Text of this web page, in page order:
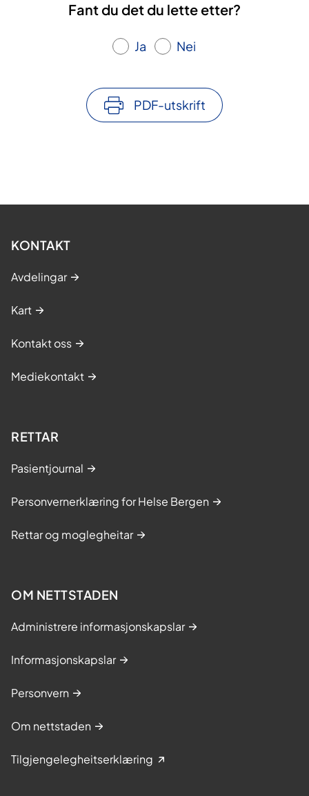
Fant du det du lette etter?
Ja Nei
PDF-utskrift
KONTAKT
Avdelingar
Kart
Kontakt oss
Mediekontakt
RETTAR
Pasientjournal
Personvernerklæring for Helse Bergen
Rettar og moglegheitar
OM NETTSTADEN
Administrere informasjonskapslar
Informasjonskapslar
Personvern
Om nettstaden
Tilgjengelegheitserklæring